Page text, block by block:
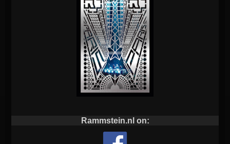
Rammstein.nl on: